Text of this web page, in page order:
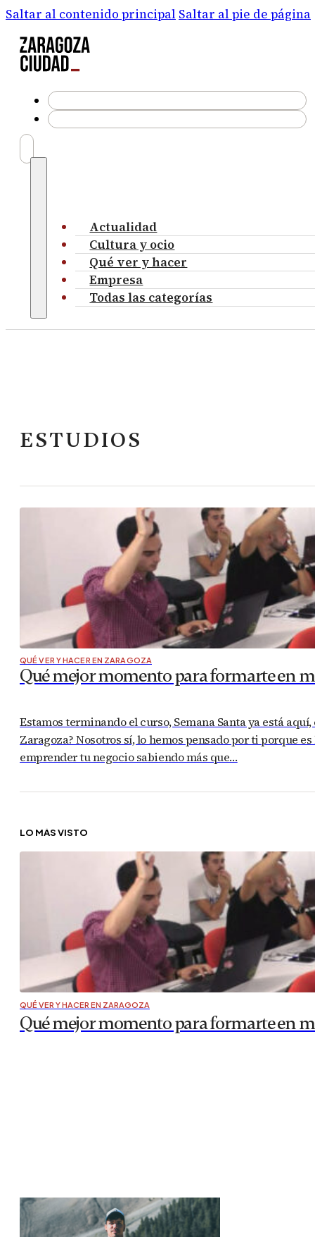
Saltar al contenido principal Saltar al pie de página
Actualidad
Cultura y ocio
Qué ver y hacer
Empresa
Todas las categorías
ESTUDIOS
QUÉ VER Y HACER EN ZARAGOZA
Qué mejor momento para formarte en
Estamos terminando el curso, Semana Santa ya está
Zaragoza? Nosotros sí, lo hemos pensado por ti porque
emprender tu negocio sabiendo más que…
LO MÁS VISTO
QUÉ VER Y HACER EN ZARAGOZA
Qué mejor momento para formarte en